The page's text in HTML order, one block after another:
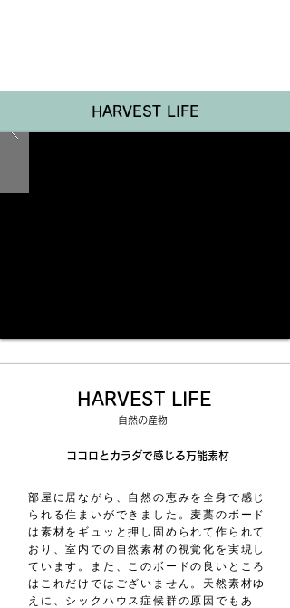
HARVEST LIFE
HARVEST LIFE
自然の産物
ココロとカラダで感じる万能素材
部屋に居ながら、自然の恵みを全身で感じ
られる住まいができました。麦藁のボード
は素材をギュッと押し固められて作られて
おり、室内での自然素材の視覚化を実現し
ています。また、このボードの良いところ
はこれだけではございません。天然素材ゆ
えに、シックハウス症候群の原因でもあ